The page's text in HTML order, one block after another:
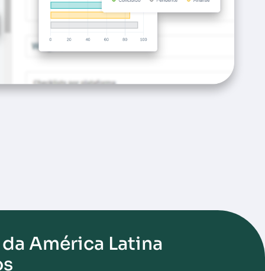
América Latina